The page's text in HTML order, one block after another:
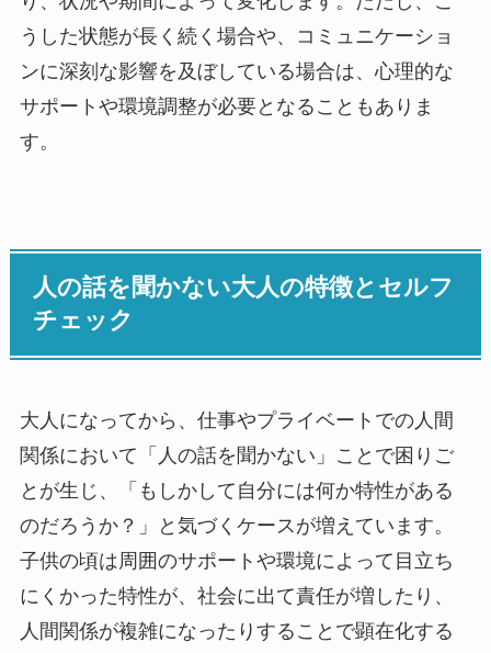
うした状態が長く続く場合や、コミュニケーショ
ンに深刻な影響を及ぼしている場合は、心理的な
サポートや環境調整が必要となることもありま
す。
人の話を聞かない大人の特徴とセルフ
チェック
大人になってから、仕事やプライベートでの人間
関係において「人の話を聞かない」ことで困りご
とが生じ、「もしかして自分には何か特性がある
のだろうか？」と気づくケースが増えています。
子供の頃は周囲のサポートや環境によって目立ち
にくかった特性が、社会に出て責任が増したり、
人間関係が複雑になったりすることで顕在化する